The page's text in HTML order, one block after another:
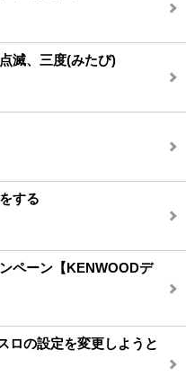
滅、三度(みたび)
する
ペーン【KENWOODデ
ロの設定を変更しようと